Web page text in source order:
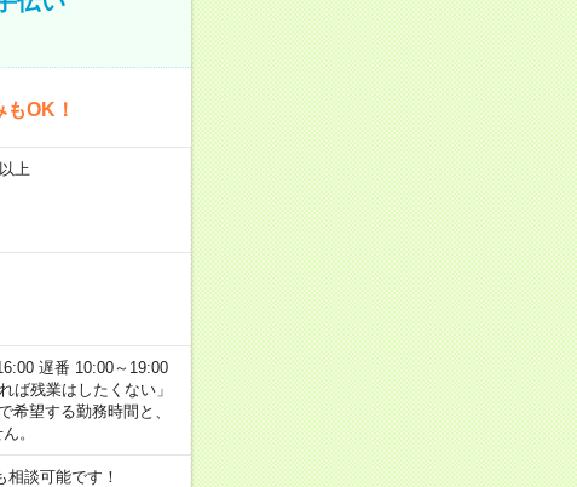
OK！
上
遅番 10:00～19:00
ば残業はしたくない」
望する勤務時間と、
。
談可能です！